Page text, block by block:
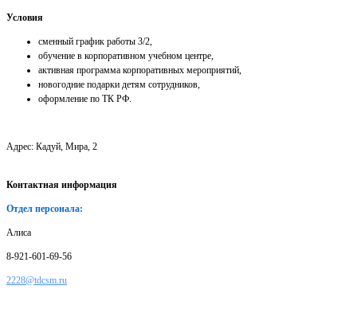
Условия
сменный график работы 3/2,
обучение в корпоративном учебном центре,
активная программа корпоративных мероприятий,
новогодние подарки детям сотрудников,
оформление по ТК РФ.
Адрес: Кадуй, Мира, 2
Контактная информация
Отдел персонала:
Алиса
8-921-601-69-56
2228@tdcsm.ru